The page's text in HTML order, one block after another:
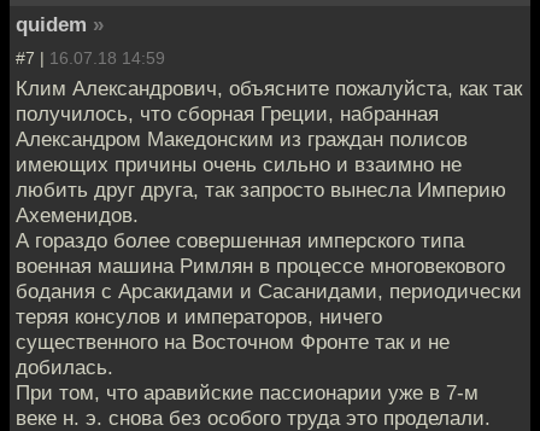
quidem »
#7 | 16.07.18 14:59
Клим Александрович, объясните пожалуйста, как так
получилось, что сборная Греции, набранная
Александром Македонским из граждан полисов
имеющих причины очень сильно и взаимно не
любить друг друга, так запросто вынесла Империю
Ахеменидов.
А гораздо более совершенная имперского типа
военная машина Римлян в процессе многовекового
бодания с Арсакидами и Сасанидами, периодически
теряя консулов и императоров, ничего
существенного на Восточном Фронте так и не
добилась.
При том, что аравийские пассионарии уже в 7-м
веке н. э. снова без особого труда это проделали.